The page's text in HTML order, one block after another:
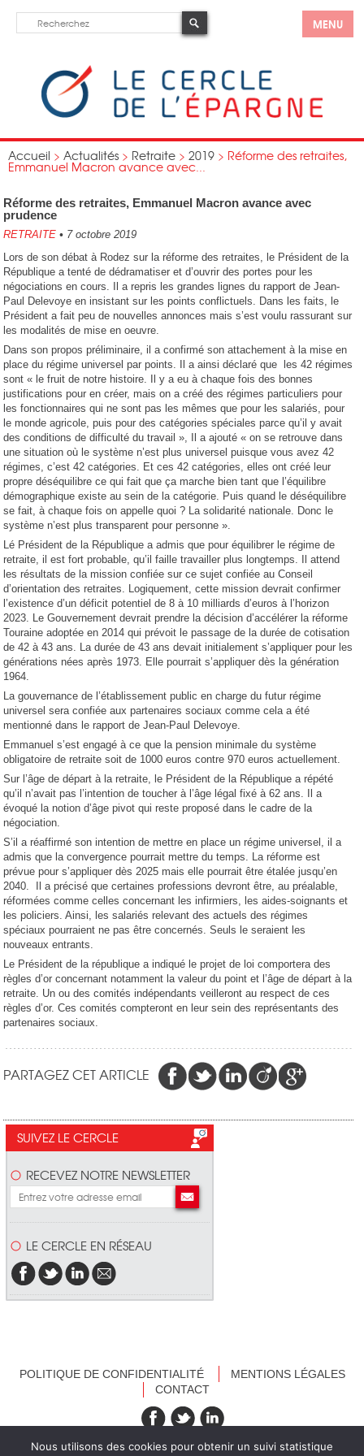
MENU
Accueil > Actualités > Retraite > 2019 > Réforme des retraites,
Emmanuel Macron avance avec...
Réforme des retraites, Emmanuel Macron avance avec
prudence
RETRAITE • 7 octobre 2019
Lors de son débat à Rodez sur la réforme des retraites, le Président de la
République a tenté de dédramatiser et d’ouvrir des portes pour les
négociations en cours. Il a repris les grandes lignes du rapport de Jean-
Paul Delevoye en insistant sur les points conflictuels. Dans les faits, le
Président a fait peu de nouvelles annonces mais s’est voulu rassurant sur
les modalités de mise en oeuvre.
Dans son propos préliminaire, il a confirmé son attachement à la mise en
place du régime universel par points. Il a ainsi déclaré que les 42 régimes
sont « le fruit de notre histoire. Il y a eu à chaque fois des bonnes
justifications pour en créer, mais on a créé des régimes particuliers pour
les fonctionnaires qui ne sont pas les mêmes que pour les salariés, pour
le monde agricole, puis pour des catégories spéciales parce qu’il y avait
des conditions de difficulté du travail », Il a ajouté « on se retrouve dans
une situation où le système n’est plus universel puisque vous avez 42
régimes, c’est 42 catégories. Et ces 42 catégories, elles ont créé leur
propre déséquilibre ce qui fait que ça marche bien tant que l’équilibre
démographique existe au sein de la catégorie. Puis quand le déséquilibre
se fait, à chaque fois on appelle quoi ? La solidarité nationale. Donc le
système n’est plus transparent pour personne ».
Lé Président de la République a admis que pour équilibrer le régime de
retraite, il est fort probable, qu’il faille travailler plus longtemps. Il attend
les résultats de la mission confiée sur ce sujet confiée au Conseil
d’orientation des retraites. Logiquement, cette mission devrait confirmer
l’existence d’un déficit potentiel de 8 à 10 milliards d’euros à l’horizon
2023. Le Gouvernement devrait prendre la décision d’accélérer la réforme
Touraine adoptée en 2014 qui prévoit le passage de la durée de cotisation
de 42 à 43 ans. La durée de 43 ans devait initialement s’appliquer pour les
générations nées après 1973. Elle pourrait s’appliquer dès la génération
1964.
La gouvernance de l’établissement public en charge du futur régime
universel sera confiée aux partenaires sociaux comme cela a été
mentionné dans le rapport de Jean-Paul Delevoye.
Emmanuel s’est engagé à ce que la pension minimale du système
obligatoire de retraite soit de 1000 euros contre 970 euros actuellement.
Sur l’âge de départ à la retraite, le Président de la République a répété
qu’il n’avait pas l’intention de toucher à l’âge légal fixé à 62 ans. Il a
évoqué la notion d’âge pivot qui reste proposé dans le cadre de la
négociation.
S’il a réaffirmé son intention de mettre en place un régime universel, il a
admis que la convergence pourrait mettre du temps. La réforme est
prévue pour s’appliquer dès 2025 mais elle pourrait être étalée jusqu’en
2040. Il a précisé que certaines professions devront être, au préalable,
réformées comme celles concernant les infirmiers, les aides-soignants et
les policiers. Ainsi, les salariés relevant des actuels des régimes
spéciaux pourraient ne pas être concernés. Seuls le seraient les
nouveaux entrants.
Le Président de la république a indiqué le projet de loi comportera des
règles d’or concernant notamment la valeur du point et l’âge de départ à la
retraite. Un ou des comités indépendants veilleront au respect de ces
règles d’or. Ces comités compteront en leur sein des représentants des
partenaires sociaux.
PARTAGEZ CET ARTICLE
SUIVEZ LE CERCLE
RECEVEZ NOTRE NEWSLETTER
LE CERCLE EN RÉSEAU
POLITIQUE DE CONFIDENTIALITÉ
MENTIONS LÉGALES
CONTACT
recevez nos newsletters
Nous utilisons des cookies pour obtenir un suivi statistique